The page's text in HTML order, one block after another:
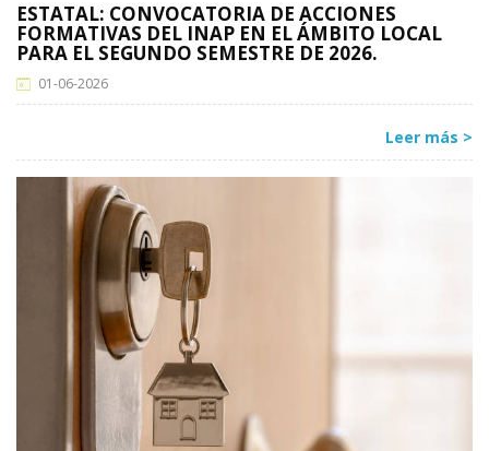
ESTATAL: CONVOCATORIA DE ACCIONES
FORMATIVAS DEL INAP EN EL ÁMBITO LOCAL
PARA EL SEGUNDO SEMESTRE DE 2026.
01-06-2026
Leer más >